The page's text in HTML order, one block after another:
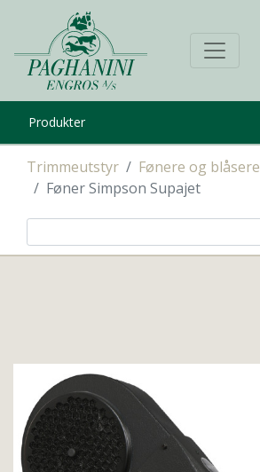
Produkter
Trimmeutstyr
Fønere og blåsere
Føner Simpson Supajet